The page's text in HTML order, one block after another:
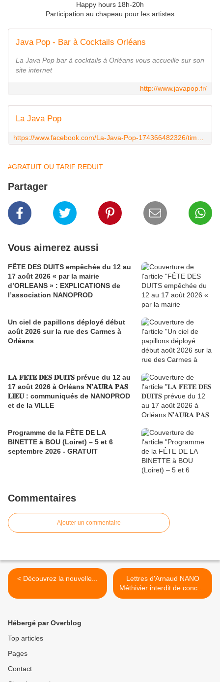
Happy hours 18h-20h
Participation au chapeau pour les artistes
Java Pop - Bar à Cocktails Orléans
La Java Pop bar à cocktails à Orléans vous accueille sur son
site internet
http://www.javapop.fr/
La Java Pop
#GRATUIT OU TARIF REDUIT
Partager
Vous aimerez aussi
FÊTE DES DUITS empêchée du 12 au
17 août 2026 « par la mairie
d’ORLEANS » : EXPLICATIONS de
l’association NANOPROD
Un ciel de papillons déployé début
août 2026 sur la rue des Carmes à
Orléans
𝐋𝐀 𝐅𝐄𝐓𝐄 𝐃𝐄𝐒 𝐃𝐔𝐈𝐓𝐒 prévue du 12 au
17 août 2026 à Orléans 𝐍’𝐀𝐔𝐑𝐀 𝐏𝐀𝐒
𝐋𝐈𝐄𝐔 : communiqués de NANOPROD
et de la VILLE
Programme de la FÊTE DE LA
BINETTE à BOU (Loiret) – 5 et 6
septembre 2026 - GRATUIT
Commentaires
Ajouter un commentaire
< Découvrez la nouvelle...
Lettres d'Arnaud NANO
Méthivier interdit de concert
sur le Festival de Loire
Hébergé par Overblog
Top articles
Pages
Contact